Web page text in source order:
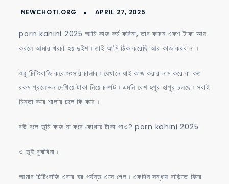
স্ত্রীকে
porn kahini 2025 আমি কাজ কর্ম করিনা, তার কারন একশ টাকা আয়
করলে আমার খরচা হয় দুইশ ৷ তাই আমি ঠিক করেছি আর কাজ করব না ৷
শুধু চিটিংবাজি করে সংসার চালাব ৷ যেখানে যাই কাজ করার নাম করে বা কত
রকম প্রলোভন দেখিয়ে টাকা নিয়ে চম্পট ৷ এমনি বেশ হুপুর হাপুর চলছে ৷ সবাই
চিন্তা করে শালার চলে কি করে ৷
বউ বলে তুমি কাজ না করে কোথায় টাকা পাও? porn kahini 2025
ও তুই বুঝবিনা ৷
আমার চিটিংবাজি এবার ঘর পর্যন্ত এসে গেল ৷ একদিন সন্ধায় বাড়িতে ফিরে